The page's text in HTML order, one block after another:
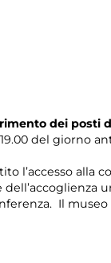
dei posti
del giorno
l’accesso alla
Il